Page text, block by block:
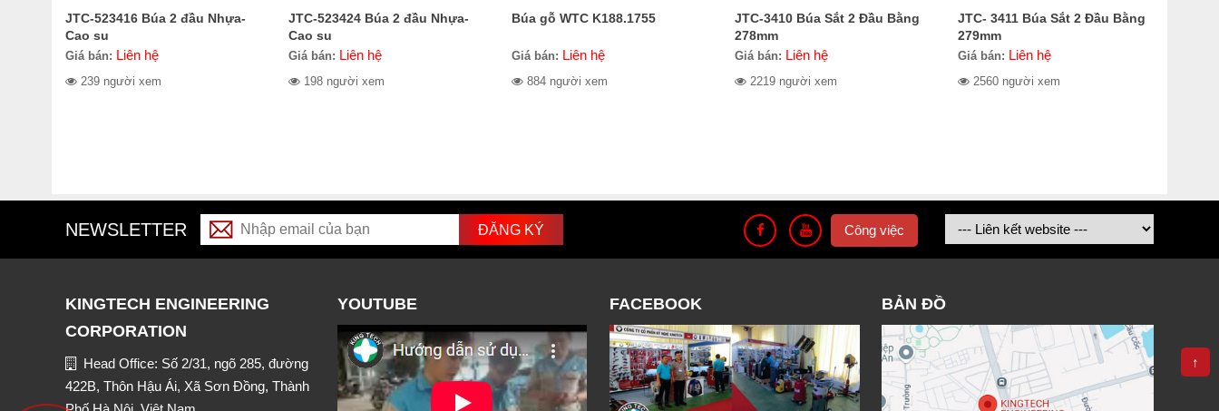
JTC-523416 Búa 2 đầu Nhựa-
Cao su
Giá bán: Liên hệ
239 người xem
JTC-523424 Búa 2 đầu Nhựa-
Cao su
Giá bán: Liên hệ
198 người xem
Búa gỗ WTC K188.1755
Giá bán: Liên hệ
884 người xem
JTC-3410 Búa Sắt 2 Đầu Bằng
278mm
Giá bán: Liên hệ
2219 người xem
JTC- 3411 Búa Sắt 2 Đầu Bằng
279mm
Giá bán: Liên hệ
2560 người xem
NEWSLETTER Công việc
KINGTECH ENGINEERING
CORPORATION
Head Office: Số 2/31, ngõ 285, đường
422B, Thôn Hậu Ái, Xã Sơn Đồng, Thành
YOUTUBE FACEBOOK BẢN ĐỒ
↑